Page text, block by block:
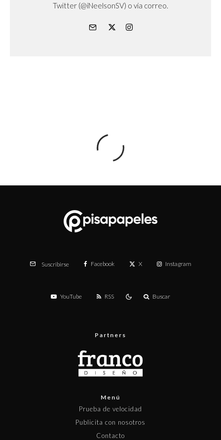
Twitter (@iNeelsonSV) o vía correo.
Suscribirse Facebook X Instagram
YouTube RSS Buscar
Partners
Menú
Prueba de velocidad
Publicita con nosotros
Contacto